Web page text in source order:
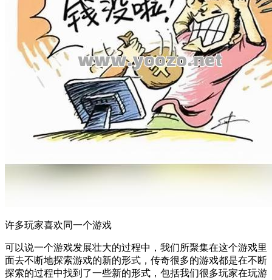
许多玩家喜欢同一个游戏
可以说一个游戏发展壮大的过程中，我们所聚集在这个游戏里
面去不断地探索游戏的新的形式，传奇很多的游戏都是在不断
探索的过程中找到了一些新的形式，包括我们很多玩家在玩游